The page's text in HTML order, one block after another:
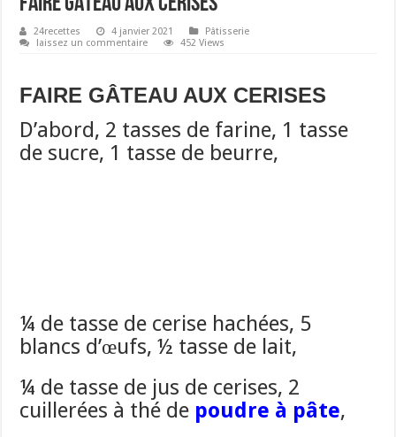
24recettes 4 janvier 2021
Pâtisserie
laissez un commentaire
452 Views
FAIRE GÂTEAU AUX CERISES
D’abord, 2 tasses de farine, 1 tasse
de sucre, 1 tasse de beurre,
¼ de tasse de cerise hachées, 5
blancs d’œufs, ½ tasse de lait,
¼ de tasse de jus de cerises, 2
cuillerées à thé de poudre à pâte,